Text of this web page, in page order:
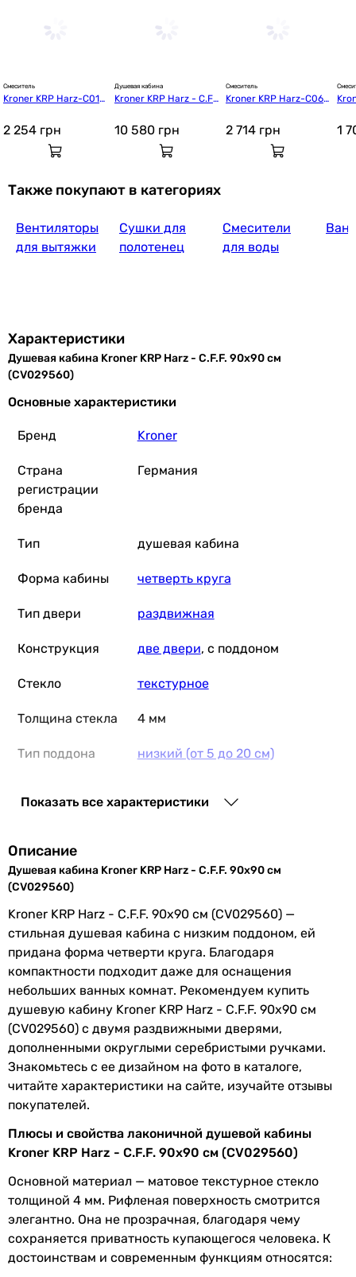
Смеситель
Kroner KRP Harz-C010
2 254 грн
Душевая кабина
Kroner KRP Harz - C.F.
1)
10 580 грн
Смеситель
Kroner KRP Harz-C060
2 714 грн 1
Также покупают в категориях
Вентиляторы
для вытяжки
Сушки для
полотенец
Смесители
для воды
Характеристики
Душевая кабина Kroner KRP Harz - C.F.F. 90x90 см
(CV029560)
Основные характеристики
Бренд Kroner
Страна
регистрации
бренда
Германия
Тип душевая кабина
Форма кабины четверть круга
Тип двери раздвижная
Конструкция две двери, с поддоном
Стекло текстурное
Толщина стекла 4 мм
Тип поддона низкий (от 5 до 20 см)
поддона
поддона
Ширина входа
Особенности
модели
матовый профиль
Материал
профиля
алюминий
Материал
акрил
Комплектация сифон, ролики, ручки, профиль,
поддон, комплект крепежных
деталей
Производство Польша
Коллекции Harz
Физические характеристики
Показать все характеристики
Описание
Душевая кабина Kroner KRP Harz - C.F.F. 90x90 см
(CV029560)
Kroner KRP Harz - C.F.F. 90x90 см (CV029560) —
стильная душевая кабина с низким поддоном, ей
придана форма четверти круга. Благодаря
компактности подходит даже для оснащения
небольших ванных комнат. Рекомендуем купить
душевую кабину Kroner KRP Harz - C.F.F. 90x90 см
(CV029560) с двумя раздвижными дверями,
дополненными округлыми серебристыми ручками.
Знакомьтесь с ее дизайном на фото в каталоге,
читайте характеристики на сайте, изучайте отзывы
покупателей.
Плюсы и свойства лаконичной душевой кабины
Kroner KRP Harz - C.F.F. 90x90 см (CV029560)
Основной материал — матовое текстурное стекло
толщиной 4 мм. Рифленая поверхность смотрится
элегантно. Она не прозрачная, благодаря чему
сохраняется приватность купающегося человека. К
достоинствам и современным функциям относятся: